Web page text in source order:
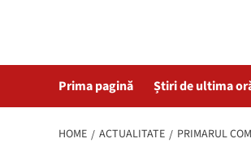
Prima pagină Știri de ultima
HOME ACTUALITATE PRIMARUL